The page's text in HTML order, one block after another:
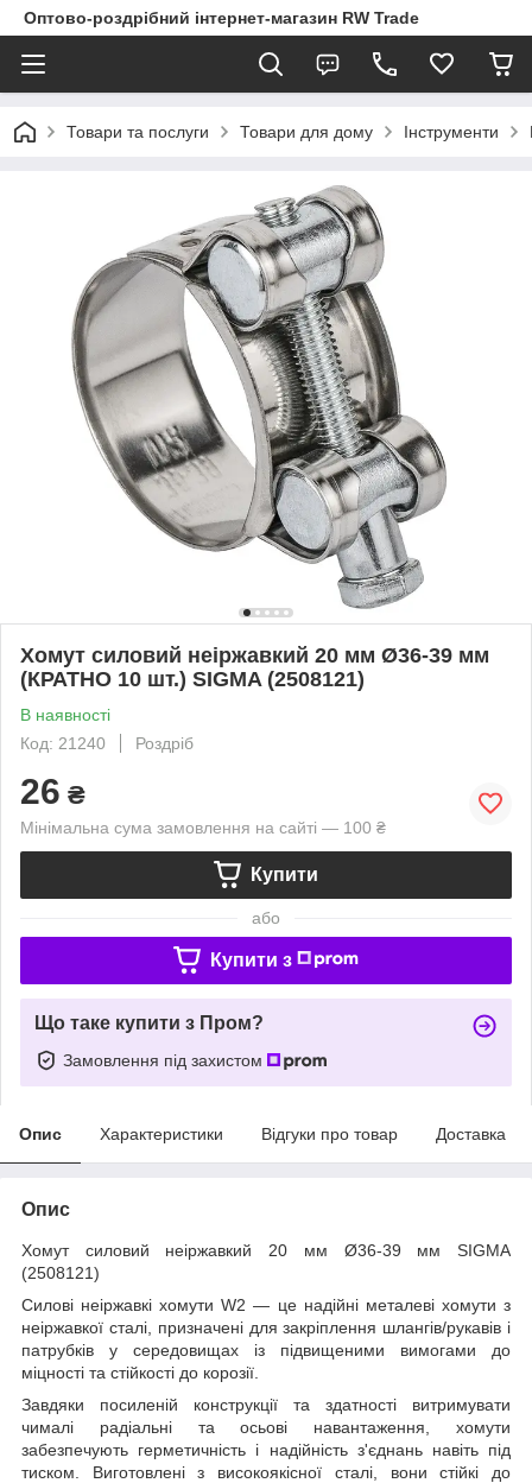
Оптово-роздрібний інтернет-магазин RW Trade
Товари та послуги Товари для дому Інструменти
Хомут силовий неіржавкий 20 мм Ø36-39 мм
(КРАТНО 10 шт.) SIGMA (2508121)
В наявності
Код: 21240
Роздріб
26 ₴
Мінімальна сума замовлення на сайті — 100 ₴
Купити
або
Купити з
Що таке купити з Пром?
Замовлення під захистом
Опис Характеристики Відгуки про товар Доставка
Опис
Хомут силовий неіржавкий 20 мм Ø36-39 мм SIGMA
(2508121)
Силові неіржавкі хомути W2 — це надійні металеві хомути з
неіржавкої сталі, призначені для закріплення шлангів/рукавів і
патрубків у середовищах із підвищеними вимогами до
міцності та стійкості до корозії.
Завдяки посиленій конструкції та здатності витримувати
чималі радіальні та осьові навантаження, хомути
забезпечують герметичність і надійність з'єднань навіть під
тиском. Виготовлені з високоякісної сталі, вони стійкі до